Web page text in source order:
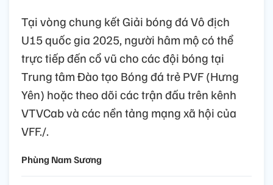
Tại vòng chung kết Giải bóng đá Vô địch
U15 quốc gia 2025, người hâm mộ có thể
trực tiếp đến cổ vũ cho các đội bóng tại
Trung tâm Đào tạo Bóng đá trẻ PVF (Hưng
Yên) hoặc theo dõi các trận đấu trên kênh
VTVCab và các nền tảng mạng xã hội của
VFF./.
Phùng Nam Sương